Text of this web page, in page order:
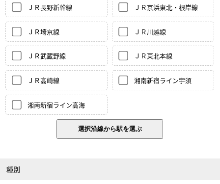
ＪＲ長野新幹線 ＪＲ京浜東北・根岸線
ＪＲ埼京線 ＪＲ川越線
ＪＲ武蔵野線 ＪＲ東北本線
ＪＲ高崎線 湘南新宿ライン宇須
湘南新宿ライン高海
種別